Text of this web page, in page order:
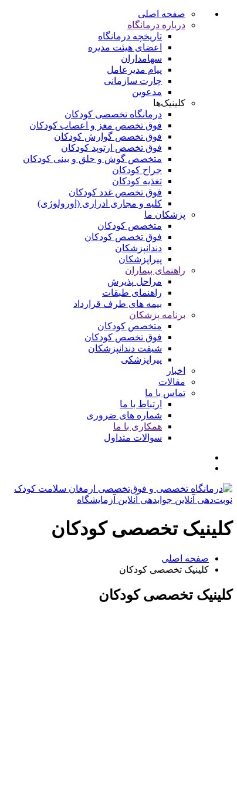
صفحه اصلی
درباره درمانگاه
تاریخچه درمانگاه
اعضای هیئت مدیره
سهامداران
پیام مدیرعامل
چارت سازمانی
مدعوین
کلینیک‌ها
درمانگاه تخصصی کودکان
فوق تخصص مغز و اعصاب کودکان
فوق تخصص گوارش کودکان
فوق تخصص ارتوپد کودکان
متخصص گوش و حلق و بینی کودکان
جراح کودکان
تغذیه کودکان
فوق تخصص غدد کودکان
کلیه و مجاری ادراری (اورولوژی)
پزشکان ما
متخصص کودکان
فوق تخصص کودکان
دندانپزشکان
پیراپزشکان
راهنمای بیماران
مراحل پذیرش
راهنمای طبقات
بیمه های طرف قرارداد
برنامه پزشکان
متخصص کودکان
فوق تخصص کودکان
شیفت دندانپزشکان
پیراپزشکی
اخبار
مقالات
تماس با ما
ارتباط با ما
شماره های ضروری
همکاری با ما
سوالات متداول
نوبت‌دهی آنلاین جوابدهی آنلاین آزمایشگاه
کلینیک تخصصی کودکان
صفحه اصلی
کلینیک تخصصی کودکان
کلینیک تخصصی کودکان